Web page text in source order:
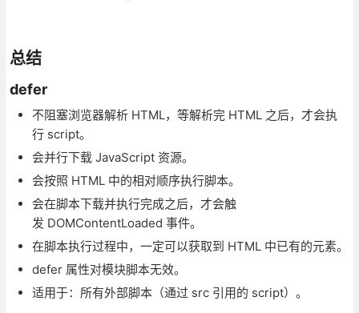
总结
defer
不阻塞浏览器解析 HTML，等解析完 HTML 之后，才会执
行 script。
会并行下载 JavaScript 资源。
会按照 HTML 中的相对顺序执行脚本。
会在脚本下载并执行完成之后，才会触
发 DOMContentLoaded 事件。
在脚本执行过程中，一定可以获取到 HTML 中已有的元素。
defer 属性对模块脚本无效。
适用于：所有外部脚本（通过 src 引用的 script）。